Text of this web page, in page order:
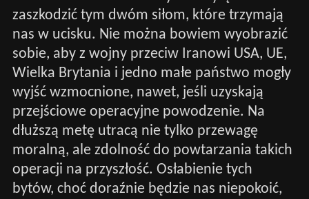
zaszkodzić tym dwóm siłom, które trzymają
nas w ucisku. Nie można bowiem wyobrazić
sobie, aby z wojny przeciw Iranowi USA, UE,
Wielka Brytania i jedno małe państwo mogły
wyjść wzmocnione, nawet, jeśli uzyskają
przejściowe operacyjne powodzenie. Na
dłuższą metę utracą nie tylko przewagę
moralną, ale zdolność do powtarzania takich
operacji na przyszłość. Osłabienie tych
bytów, choć doraźnie będzie nas niepokoić,